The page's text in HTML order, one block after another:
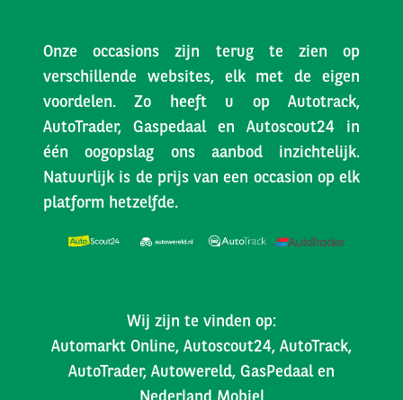
Onze occasions zijn terug te zien op
verschillende websites, elk met de eigen
voordelen. Zo heeft u op Autotrack,
AutoTrader, Gaspedaal en Autoscout24 in
één oogopslag ons aanbod inzichtelijk.
Natuurlijk is de prijs van een occasion op elk
platform hetzelfde.
Wij zijn te vinden op:
Automarkt Online, Autoscout24, AutoTrack,
AutoTrader, Autowereld, GasPedaal en
Nederland Mobiel